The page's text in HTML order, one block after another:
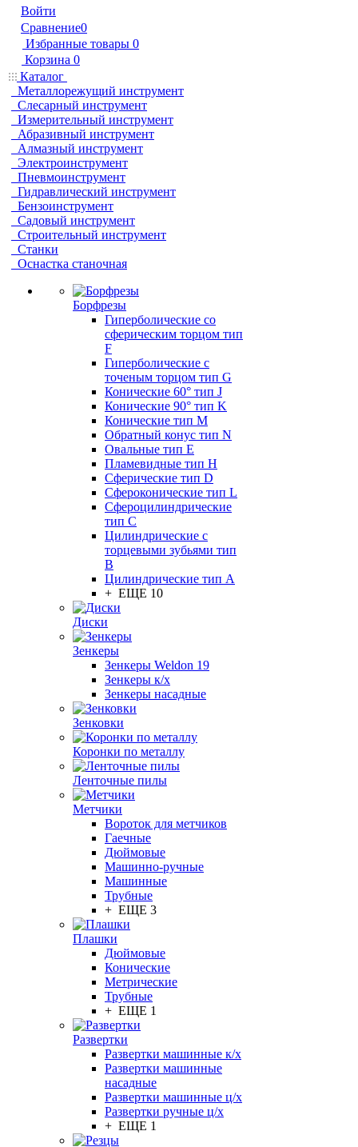
Войти
Сравнение0
Избранные товары 0
Корзина 0
Каталог
Металлорежущий инструмент
Слесарный инструмент
Измерительный инструмент
Абразивный инструмент
Алмазный инструмент
Электроинструмент
Пневмоинструмент
Гидравлический инструмент
Бензоинструмент
Садовый инструмент
Строительный инструмент
Станки
Оснастка станочная
Борфрезы
Гиперболические cо
сферическим торцом тип
F
Гиперболические с
точеным торцом тип G
Конические 60° тип J
Конические 90° тип K
Конические тип M
Обратный конус тип N
Овальные тип E
Пламевидные тип H
Сферические тип D
Сфероконические тип L
Сфероцилиндрические
тип C
Цилиндрические с
торцевыми зубьями тип
B
Цилиндрические тип А
+ ЕЩЕ 10
Диски
Зенкеры
Зенкеры Weldon 19
Зенкеры к/х
Зенкеры насадные
Зенковки
Коронки по металлу
Ленточные пилы
Метчики
Вороток для метчиков
Гаечные
Дюймовые
Машинно-ручные
Машинные
Трубные
+ ЕЩЕ 3
Плашки
Дюймовые
Конические
Метрические
Трубные
+ ЕЩЕ 1
Развертки
Развертки машинные к/х
Развертки машинные
насадные
Развертки машинные ц/х
Развертки ручные ц/х
+ ЕЩЕ 1